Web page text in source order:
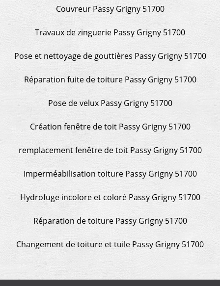
Couvreur Passy Grigny 51700
Travaux de zinguerie Passy Grigny 51700
Pose et nettoyage de gouttières Passy Grigny 51700
Réparation fuite de toiture Passy Grigny 51700
Pose de velux Passy Grigny 51700
Création fenêtre de toit Passy Grigny 51700
remplacement fenêtre de toit Passy Grigny 51700
Imperméabilisation toiture Passy Grigny 51700
Hydrofuge incolore et coloré Passy Grigny 51700
Réparation de toiture Passy Grigny 51700
Changement de toiture et tuile Passy Grigny 51700